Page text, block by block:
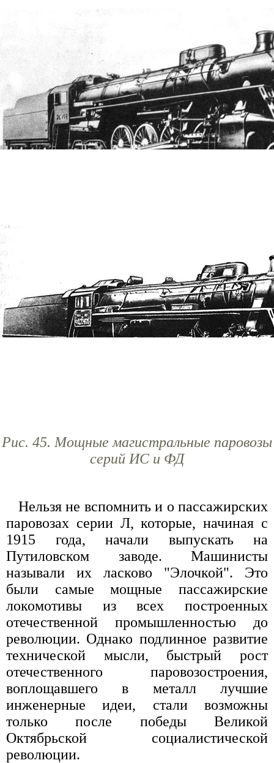
Рис. 45. Мощные магистральные паровозы
серий ИС и ФД
Нельзя не вспомнить и о пассажирских
паровозах серии Л, которые, начиная с
1915 года, начали выпускать на
Путиловском заводе. Машинисты
называли их ласково "Элочкой". Это
были самые мощные пассажирские
локомотивы из всех построенных
отечественной промышленностью до
революции. Однако подлинное развитие
технической мысли, быстрый рост
отечественного паровозостроения,
воплощавшего в металл лучшие
инженерные идеи, стали возможны
только после победы Великой
Октябрьской социалистической
революции.